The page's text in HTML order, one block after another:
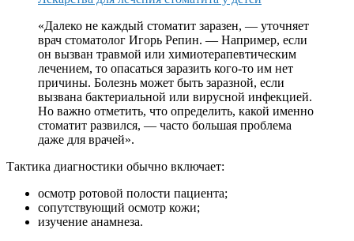
«Далеко не каждый стоматит заразен, — уточняет
врач стоматолог Игорь Репин. — Например, если
он вызван травмой или химиотерапевтическим
лечением, то опасаться заразить кого-то им нет
причины. Болезнь может быть заразной, если
вызвана бактериальной или вирусной инфекцией.
Но важно отметить, что определить, какой именно
стоматит развился, — часто большая проблема
даже для врачей».
Тактика диагностики обычно включает:
осмотр ротовой полости пациента;
сопутствующий осмотр кожи;
изучение анамнеза.